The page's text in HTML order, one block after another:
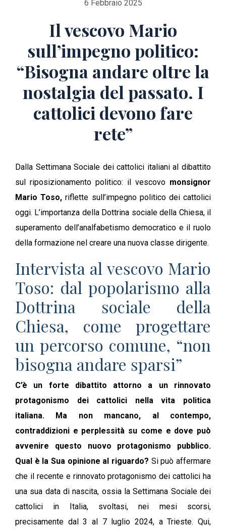
6 Febbraio 2025
Il vescovo Mario
sull’impegno politico:
“Bisogna andare oltre la
nostalgia del passato. I
cattolici devono fare
rete”
Dalla Settimana Sociale dei cattolici italiani al dibattito
sul riposizionamento politico: il vescovo monsignor
Mario Toso, riflette sull’impegno politico dei cattolici
oggi. L’importanza della Dottrina sociale della Chiesa, il
superamento dell’analfabetismo democratico e il ruolo
della formazione nel creare una nuova classe dirigente.
Intervista al vescovo Mario
Toso: dal popolarismo alla
Dottrina sociale della
Chiesa, come progettare
un percorso comune, “non
bisogna andare sparsi”
C’è un forte dibattito attorno a un rinnovato
protagonismo dei cattolici nella vita politica
italiana. Ma non mancano, al contempo,
contraddizioni e perplessità su come e dove può
avvenire questo nuovo protagonismo pubblico.
Qual è la Sua opinione al riguardo? Si può affermare
che il recente e rinnovato protagonismo dei cattolici ha
una sua data di nascita, ossia la Settimana Sociale dei
cattolici in Italia, svoltasi, nei mesi scorsi,
precisamente dal 3 al 7 luglio 2024, a Trieste. Qui,